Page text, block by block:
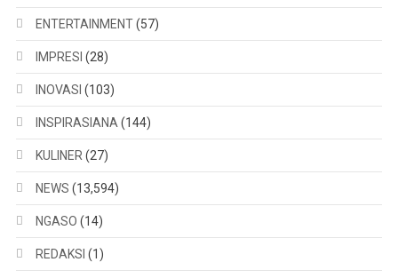
ENTERTAINMENT(57)
IMPRESI (28)
INOVASI (103)
INSPIRASIANA(144)
KULINER(27)
NEWS (13,594)
NGASO (14)
REDAKSI (1)